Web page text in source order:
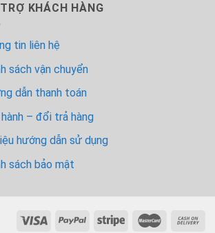
KHÁCH HÀNG
tin liên hệ
sách vận chuyển
dẫn thanh toán
– đổi trả hàng
hướng dẫn sử dụng
sách bảo mật